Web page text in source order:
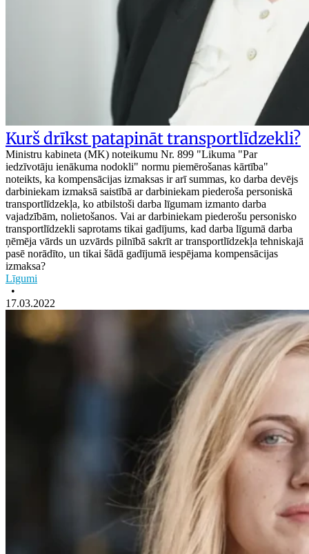
Kurš drīkst patapināt transportlīdzekli?
Ministru kabineta (MK) noteikumu Nr. 899 "Likuma "Par
iedzīvotāju ienākuma nodokli" normu piemērošanas kārtība"
noteikts, ka kompensācijas izmaksas ir arī summas, ko darba devējs
darbiniekam izmaksā saistībā ar darbiniekam piederoša personiskā
transportlīdzekļa, ko atbilstoši darba līgumam izmanto darba
vajadzībām, nolietošanos. Vai ar darbiniekam piederošu personisko
transportlīdzekli saprotams tikai gadījums, kad darba līgumā darba
ņēmēja vārds un uzvārds pilnībā sakrīt ar transportlīdzekļa tehniskajā
pasē norādīto, un tikai šādā gadījumā iespējama kompensācijas
izmaksa?
Līgumi
•
17.03.2022